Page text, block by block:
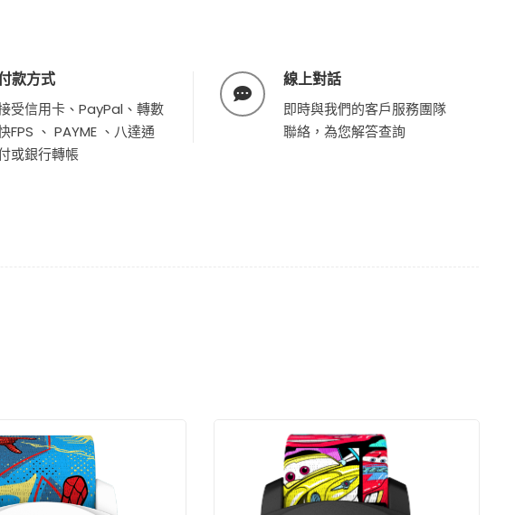
款方式
受信用卡、PayPal、轉數
FPS 、 PAYME 、八達通
或銀行轉帳
線上對話
即時與我們的客戶服務團隊
聯絡，為您解答查詢